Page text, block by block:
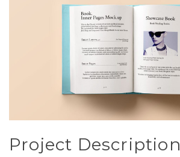
Project Description